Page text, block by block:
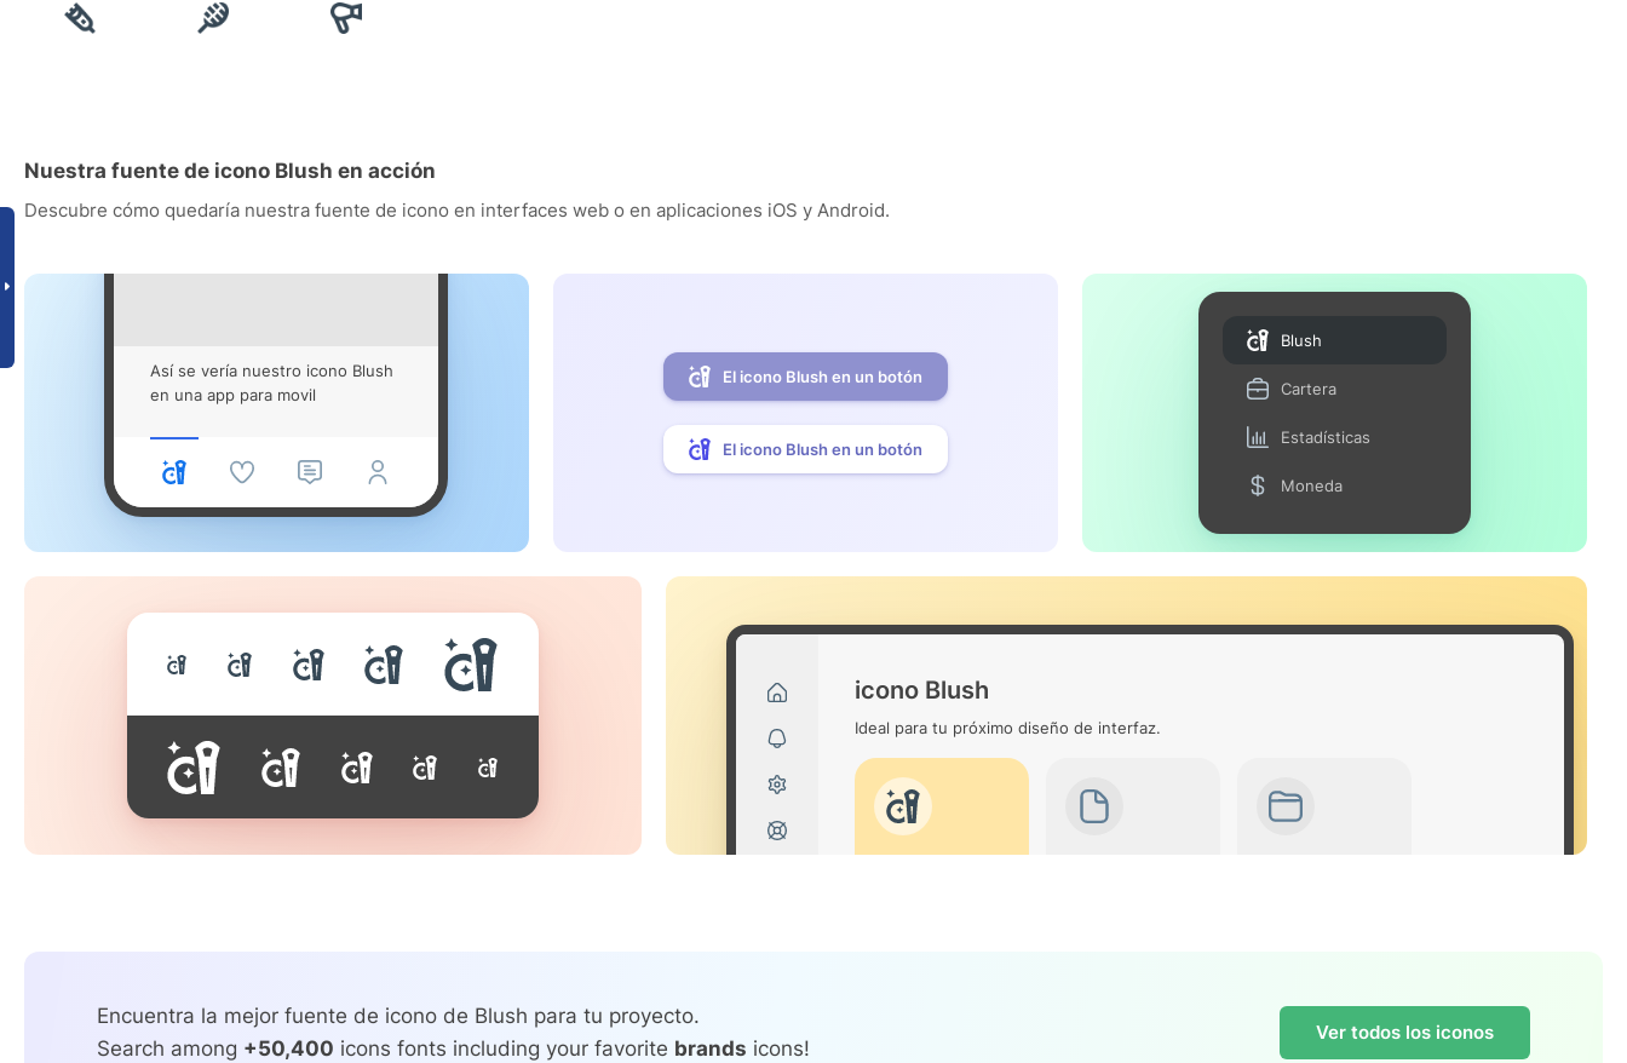
Nuestra fuente de icono Blush en acción
Descubre cómo quedaría nuestra fuente de icono en interfaces web o en aplicaciones iOS y Android.
Así se vería nuestro icono Blush
en una app para movil
El icono Blush en un botón
El icono Blush en un botón
Blush
Cartera
Estadísticas
Moneda
icono Blush
Ideal para tu próximo diseño de interfaz.
Encuentra la mejor fuente de icono de Blush para tu proyecto.
Search among +50,400 icons fonts including your favorite brands icons!
Ver todos los iconos